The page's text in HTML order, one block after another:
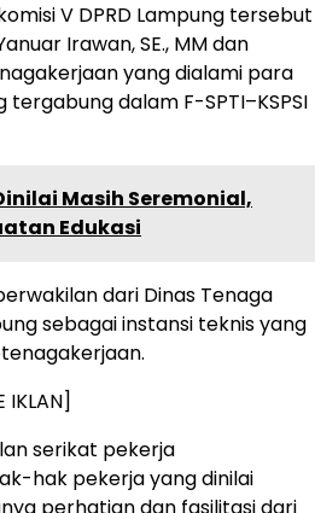
V DPRD Lampung tersebut
Irawan, SE., MM dan
yang dialami para
dalam F-SPTI–KSPSI
Masih Seremonial,
Edukasi
dari Dinas Tenaga
sebagai instansi teknis yang
IKLAN]
serikat pekerja
hak pekerja yang dinilai